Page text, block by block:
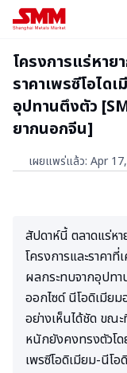
โครงการแร่หา
ราคาเพรซีโอได
อุปทานตึงตัว
ยากนอกจีน]
เผยแพร่แล้ว: Apr
สัปดาห์นี้ ตลาดแร่ห
โครงการและราคา
ผลกระทบจากอุปทา
ออกไซด์ นีโอดิเมียม
อย่างเห็นได้ชัด ขณะ
หนักยังคงทรงตัวโด
เพรซีโอดิเมียม-นีโ